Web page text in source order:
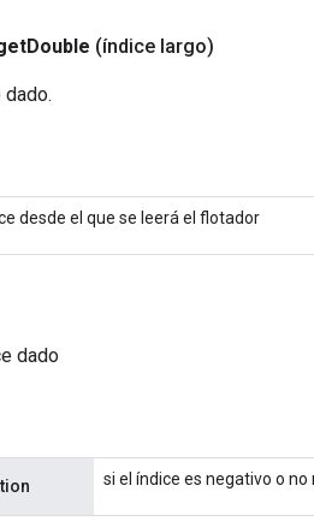
Double (índice largo)
desde el que se leerá el flotador
dado
si el índice es negativo o